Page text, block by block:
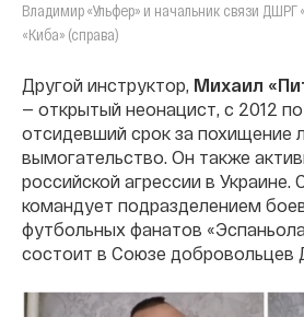
Владимир «Ульфер» и начальник связи ДШРГ
«Киба» (справа)
Другой инструктор, Михаил
— открытый неонацист, с 2012
отсидевший срок за похищение
вымогательство. Он также
российской агрессии в Украине.
командует подразделением
футбольных фанатов
состоит в Союзе добровольцев